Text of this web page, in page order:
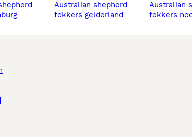
australian shepherd
fokkers gelderland
australian shepherd
fokkers